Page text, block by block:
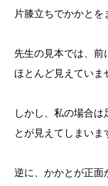
片膝立ちでかかとを
先生の見本では、前
ほとんど見えていま
しかし、私の場合
とが見えてしまいま
逆に、かかとが正面
トップ画面ガイド
yoshidaコラム